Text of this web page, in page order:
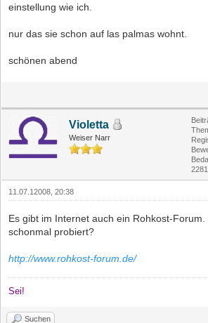
einstellung wie ich.
nur das sie schon auf las palmas wohnt.
schönen abend
Violetta
Weiser Narr
11.07.12008, 20:38
Es gibt im Internet auch ein Rohkost-Forum.
schonmal probiert?
http://www.rohkost-forum.de/
Sei!
Suchen